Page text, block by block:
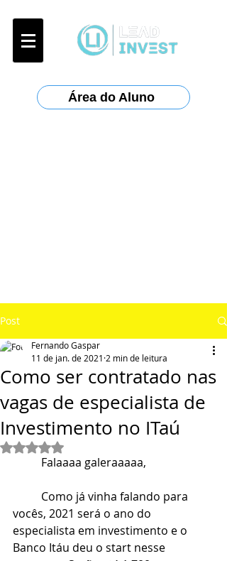
Área do Aluno
Post
Como ser contratado nas
vagas de especialista de
Investimento no ITaú
Fernando Gaspar
11 de jan. de 2021 2 min de leitura
Avaliado com NaN de 5 estrelas.
	Falaaaa galeraaaaa,
vocês, 2021 será o ano do
especialista em investimento e o
Banco Itáu deu o start nesse